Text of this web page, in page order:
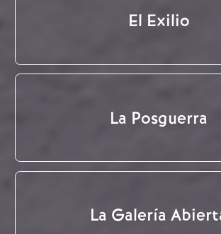
El Exilio
La Posguerra
La Galería